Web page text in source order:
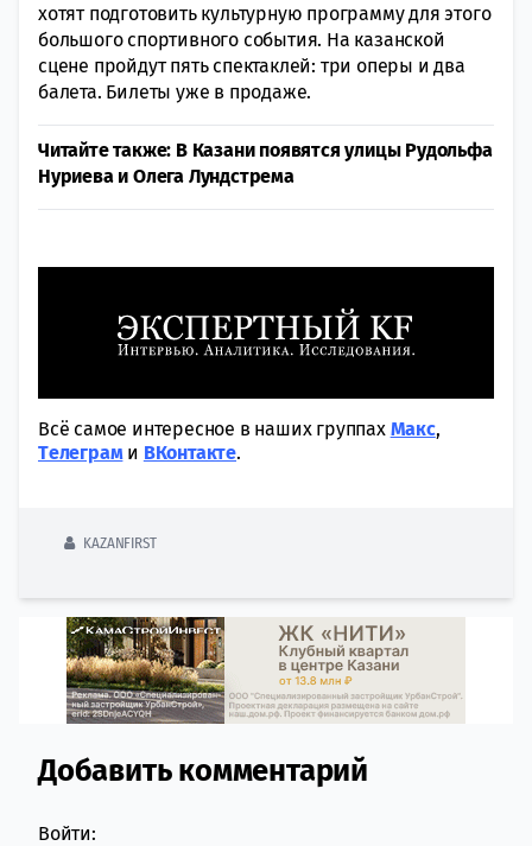
хотят подготовить культурную программу для этого
большого спортивного события. На казанской
сцене пройдут пять спектаклей: три оперы и два
балета. Билеты уже в продаже.
Читайте также: В Казани появятся улицы Рудольфа
Нуриева и Олега Лундстрема
Всё самое интересное в наших группах Макс,
Tелеграми ВКонтакте.
KAZANFIRST
Comment section
Добавить комментарий
Войти: